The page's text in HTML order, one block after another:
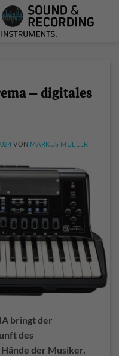
– digitales
VON MARKUS MÜLLER
bringt der
des
der Musiker.